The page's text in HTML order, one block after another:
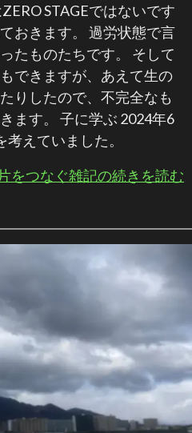
STAGEではないです
おきます。 過労状態で言
たものたちです。 そして
できますが、あえて生の
りしたので、不完全なも
ます。 子に学ぶ 2024年6
えていました。
をつなぐ雑記の続きを読む